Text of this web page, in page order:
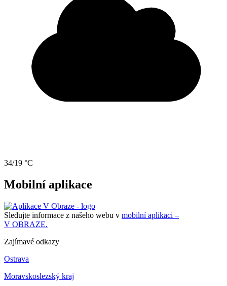
34/19 °C
Mobilní aplikace
Sledujte informace z našeho webu v mobilní aplikaci –
V OBRAZE.
Zajímavé odkazy
Ostrava
Moravskoslezský kraj